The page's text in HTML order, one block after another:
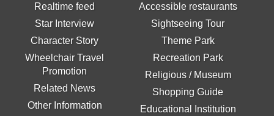
Realtime feed
Star Interview
Character Story
Wheelchair Travel
Promotion
Related News
Other Information
Accessible restaurants
Sightseeing Tour
Theme Park
Recreation Park
Religious / Museum
Shopping Guide
Educational Institution